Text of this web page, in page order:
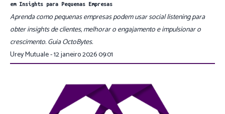
em Insights para Pequenas Empresas
Aprenda como pequenas empresas podem usar social listening para
obter insights de clientes, melhorar o engajamento e impulsionar o
crescimento. Guia OctoBytes.
Urey Mutuale - 12 janeiro 2026 09:01